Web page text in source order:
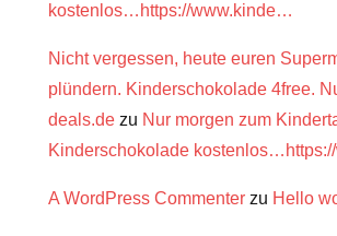
kostenlos…https://www.kinde…
Nicht vergessen, heute euren
plündern. Kinderschokolade 4free.
deals.de zu Nur morgen zum
Kinderschokolade
A WordPress Commenter zu Hello